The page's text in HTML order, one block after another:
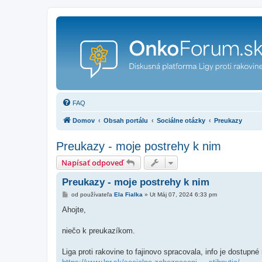
FAQ
Domov Obsah portálu Sociálne otázky Preukazy
Preukazy - moje postrehy k nim
Napísať odpoveď
Preukazy - moje postrehy k nim
P
í
e
k
od používateľa Ela Fialka » Ut Máj 07, 2024 6:33 pm
Ahojte,
niečo k preukazíkom.
Liga proti rakovine to fajinovo spracovala, info je dostupné